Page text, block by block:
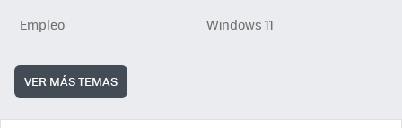
Empleo
Windows 11
VER MÁS TEMAS